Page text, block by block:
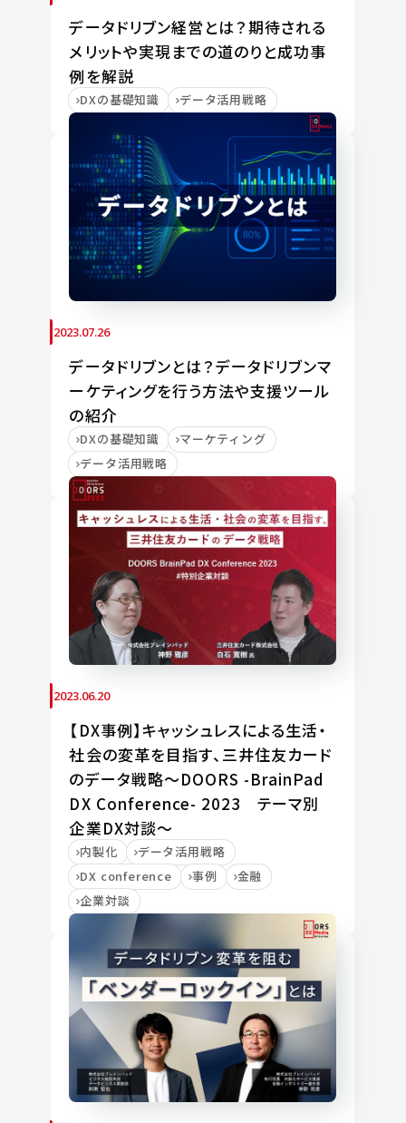
データドリブン経営とは？期待される
メリットや実現までの道のりと成功事
例を解説
DXの基礎知識 データ活用戦略
2023.07.26
データドリブンとは？データドリブンマ
ーケティングを行う方法や支援ツール
の紹介
DXの基礎知識
マーケティング
データ活用戦略
2023.06.20
【DX事例】キャッシュレスによる生活・
社会の変革を目指す、三井住友カード
のデータ戦略～DOORS -BrainPad
DX Conference- 2023 テーマ別
企業DX対談～
内製化
データ活用戦略
DX conference
事例
金融
企業対談